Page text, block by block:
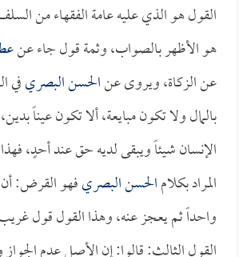
القول هو الذي عليه عامة الفقهاء من
هو الأظهر بالصواب، وثمة قول جاء عن
عن الزكاة، ويروى عنالحسن البصريفي
بالمال ولا تكون مبايعة، ألا تكون عيناً
الإنسان شيئاً ويبقى لديه حق عند أحدٍ، فهذا
المراد بكلامالحسن البصريفهو القرض:
واحداً ثم يعجز عنه، وهذا القول قول